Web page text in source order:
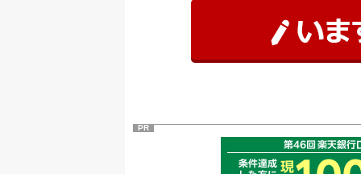
PR